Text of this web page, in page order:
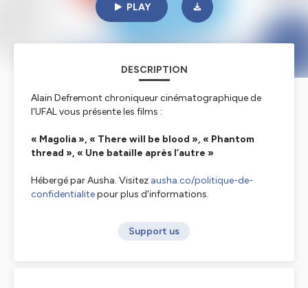
PLAY
DESCRIPTION
Alain Defremont chroniqueur cinématographique de
l'UFAL vous présente les films :
« Magolia », « There will be blood », « Phantom
thread », « Une bataille après l’autre »
Hébergé par Ausha. Visitez ausha.co/politique-de-
confidentialitepour plus d'informations.
Support us